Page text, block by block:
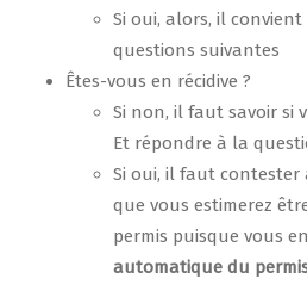
Si oui, alors, il
questions suivantes
Êtes-vous en récidive ?
Si non, il faut savoir si
Et répondre à la
Si oui, il faut contester
que vous estimerez
permis puisque vous
automatique du